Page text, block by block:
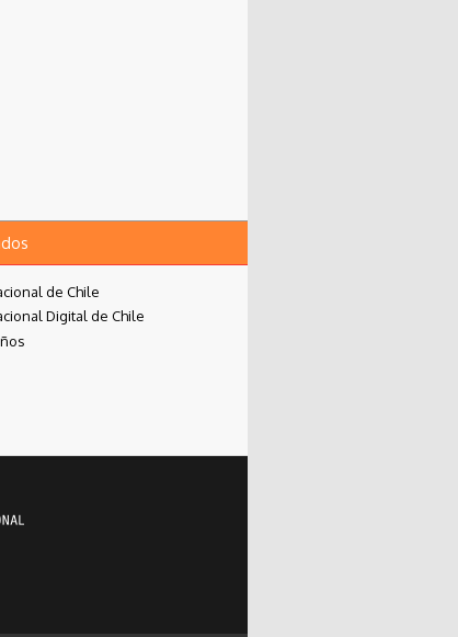
de Chile
Digital de Chile